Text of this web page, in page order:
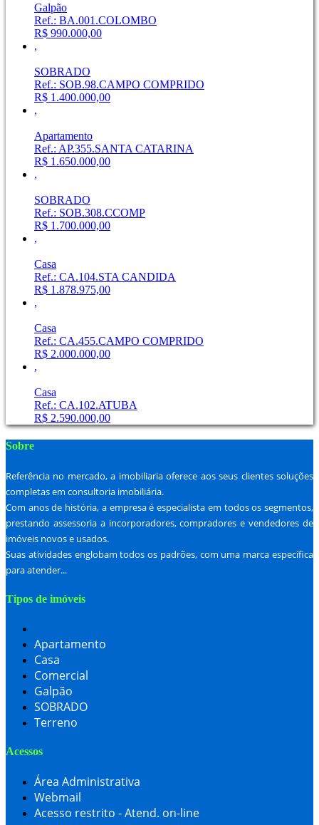
Galpão
Ref.: BA.001.COLOMBO
R$ 990.000,00
,
SOBRADO
Ref.: SOB.98.CAMPO COMPRIDO
R$ 1.400.000,00
,
Apartamento
Ref.: AP.355.SANTA CATARINA
R$ 1.650.000,00
,
SOBRADO
Ref.: SOB.308.CCOMP
R$ 1.700.000,00
,
Casa
Ref.: CA.104.STA CANDIDA
R$ 1.878.975,00
,
Casa
Ref.: CA.455.CAMPO COMPRIDO
R$ 2.000.000,00
,
Casa
Ref.: CA.102.ATUBA
R$ 2.590.000,00
Sobre
Referência no mercado, a imobiliaria oferece aos seus clientes soluções
completas em consultoria imobiliária.
Com anos de história, a empresa é especialista em todos os segmentos,
prestando assessoria a incorporadores, compradores e vendedores de
imóveis novos e usados.
Suas atividades englobam todos os padrões, com uma marca específica
para atender...
Tipos de imóveis
Apartamento
Casa
Comercial
Galpão
SOBRADO
Terreno
Acessos
Área Administrativa
Webmail
Acesso restrito - Atend. on-line